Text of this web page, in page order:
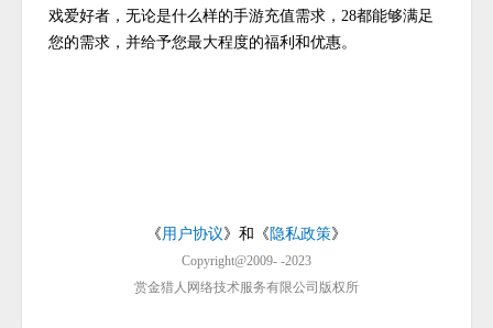
戏爱好者，无论是什么样的手游充值需求，28都能够满足
您的需求，并给予您最大程度的福利和优惠。
《用户协议》和《 隐私政策》
Copyright@2009- -2023
赏金猎人网络技术服务有限公司版权所